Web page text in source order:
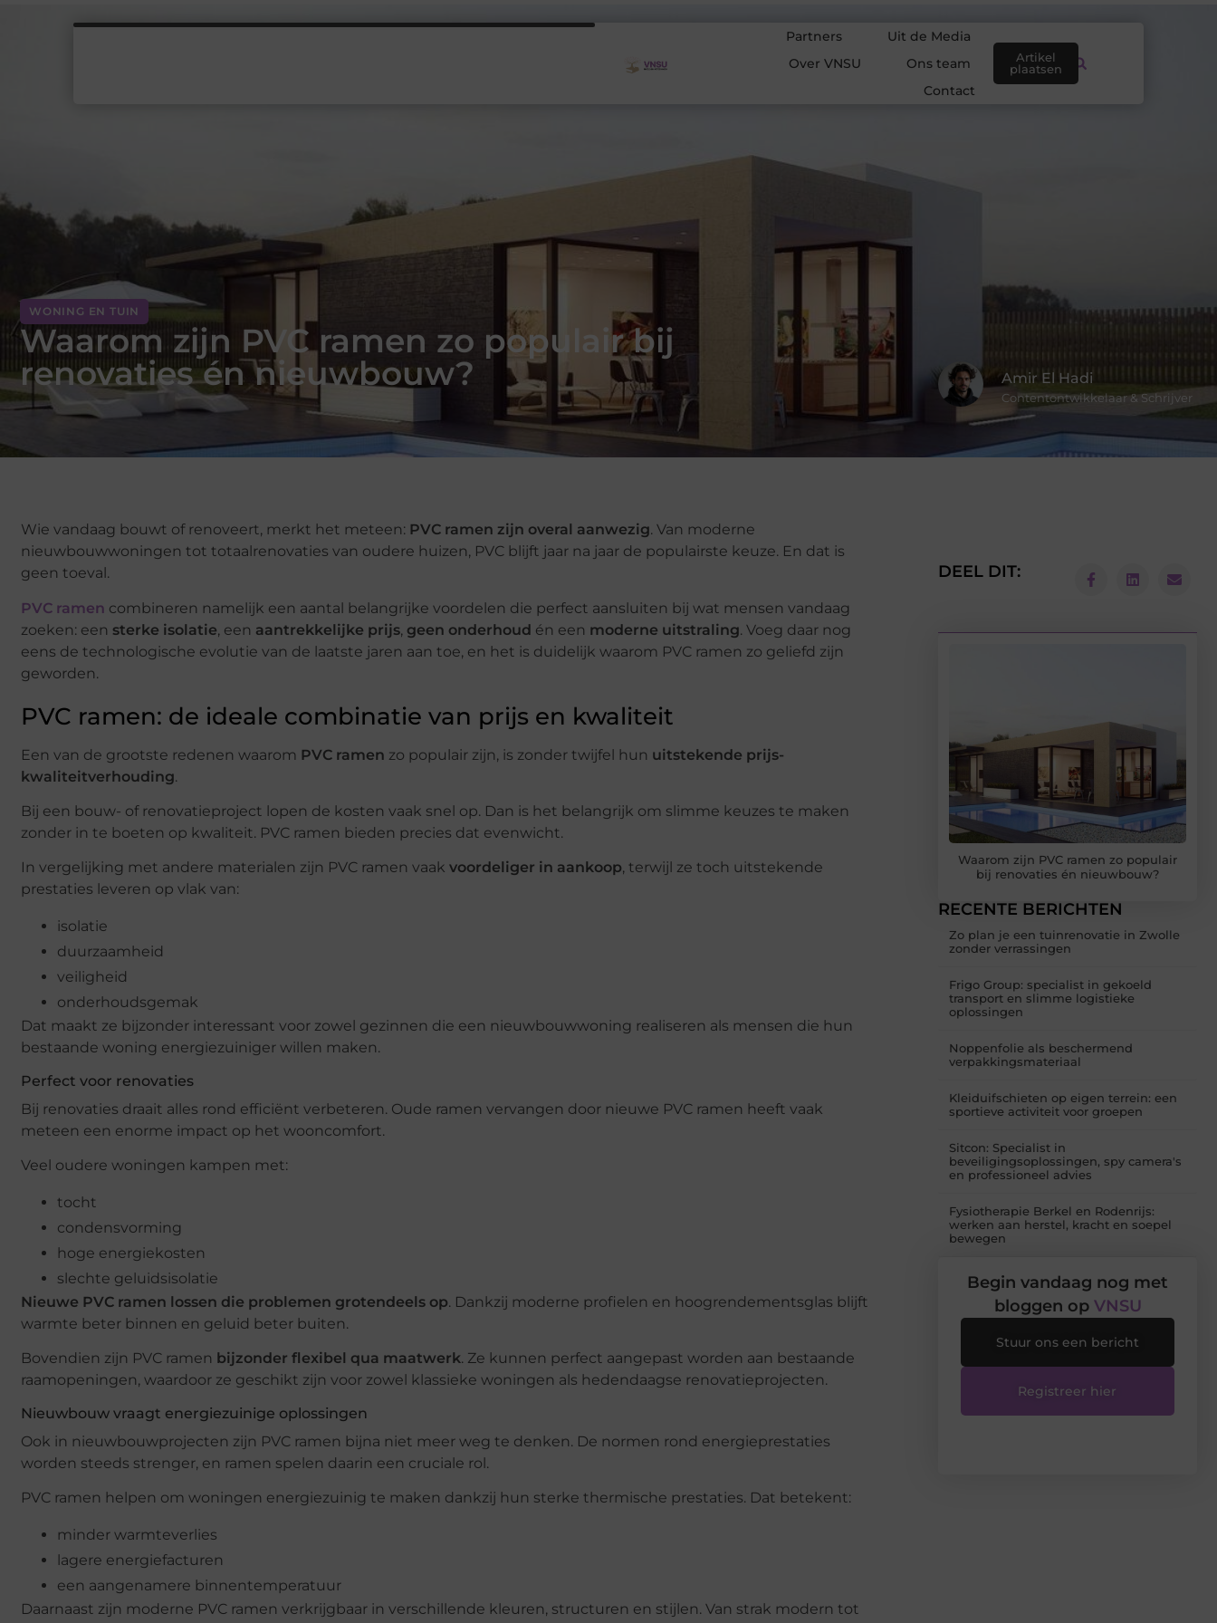
Partners
Uit de Media
Over VNSU
Ons team
Contact
Artikel
plaatsen
WONING EN TUIN
Waarom zijn PVC ramen zo populair bij
renovaties én nieuwbouw?
Amir El Hadi
Contentontwikkelaar & Schrijver
Wie vandaag bouwt of renoveert, merkt het meteen: PVC ramen zijn overal aanwezig. Van moderne
nieuwbouwwoningen tot totaalrenovaties van oudere huizen, PVC blijft jaar na jaar de populairste keuze. En dat is
geen toeval.
PVC ramen combineren namelijk een aantal belangrijke voordelen die perfect aansluiten bij wat mensen vandaag
zoeken: een sterke isolatie, een aantrekkelijke prijs, geen onderhoud én een moderne uitstraling. Voeg daar nog
eens de technologische evolutie van de laatste jaren aan toe, en het is duidelijk waarom PVC ramen zo geliefd zijn
geworden.
PVC ramen: de ideale combinatie van prijs en kwaliteit
Een van de grootste redenen waarom PVC ramen zo populair zijn, is zonder twijfel hun uitstekende prijs-
kwaliteitverhouding.
Bij een bouw- of renovatieproject lopen de kosten vaak snel op. Dan is het belangrijk om slimme keuzes te maken
zonder in te boeten op kwaliteit. PVC ramen bieden precies dat evenwicht.
In vergelijking met andere materialen zijn PVC ramen vaak voordeliger in aankoop, terwijl ze toch uitstekende
prestaties leveren op vlak van:
isolatie
duurzaamheid
veiligheid
onderhoudsgemak
Dat maakt ze bijzonder interessant voor zowel gezinnen die een nieuwbouwwoning realiseren als mensen die hun
bestaande woning energiezuiniger willen maken.
Perfect voor renovaties
Bij renovaties draait alles rond efficiënt verbeteren. Oude ramen vervangen door nieuwe PVC ramen heeft vaak
meteen een enorme impact op het wooncomfort.
Veel oudere woningen kampen met:
tocht
condensvorming
hoge energiekosten
slechte geluidsisolatie
Nieuwe PVC ramen lossen die problemen grotendeels op. Dankzij moderne profielen en hoogrendementsglas blijft
warmte beter binnen en geluid beter buiten.
Bovendien zijn PVC ramen bijzonder flexibel qua maatwerk. Ze kunnen perfect aangepast worden aan bestaande
raamopeningen, waardoor ze geschikt zijn voor zowel klassieke woningen als hedendaagse renovatieprojecten.
Nieuwbouw vraagt energiezuinige oplossingen
Ook in nieuwbouwprojecten zijn PVC ramen bijna niet meer weg te denken. De normen rond energieprestaties
worden steeds strenger, en ramen spelen daarin een cruciale rol.
PVC ramen helpen om woningen energiezuinig te maken dankzij hun sterke thermische prestaties. Dat betekent:
minder warmteverlies
lagere energiefacturen
een aangenamere binnentemperatuur
Daarnaast zijn moderne PVC ramen verkrijgbaar in verschillende kleuren, structuren en stijlen. Van strak modern tot
DEEL DIT:
Waarom zijn PVC ramen zo populair
bij renovaties én nieuwbouw?
RECENTE BERICHTEN
Zo plan je een tuinrenovatie in Zwolle
zonder verrassingen
Frigo Group: specialist in gekoeld
transport en slimme logistieke
oplossingen
Noppenfolie als beschermend
verpakkingsmateriaal
Kleiduifschieten op eigen terrein: een
sportieve activiteit voor groepen
Sitcon: Specialist in
beveiligingsoplossingen, spy camera's
en professioneel advies
Fysiotherapie Berkel en Rodenrijs:
werken aan herstel, kracht en soepel
bewegen
Begin vandaag nog met
bloggen op VNSU
Stuur ons een bericht
Registreer hier